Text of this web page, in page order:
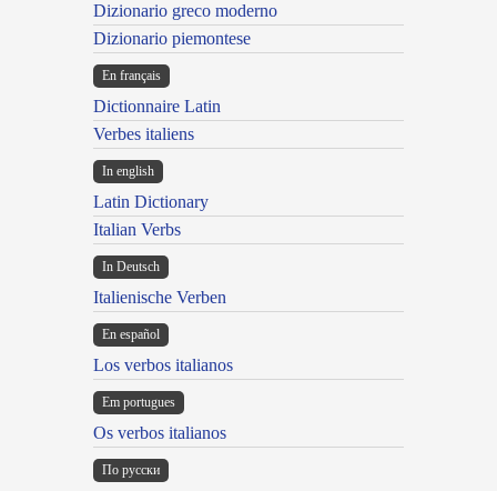
Dizionario greco moderno
Dizionario piemontese
En français
Dictionnaire Latin
Verbes italiens
In english
Latin Dictionary
Italian Verbs
In Deutsch
Italienische Verben
En español
Los verbos italianos
Em portugues
Os verbos italianos
По русски